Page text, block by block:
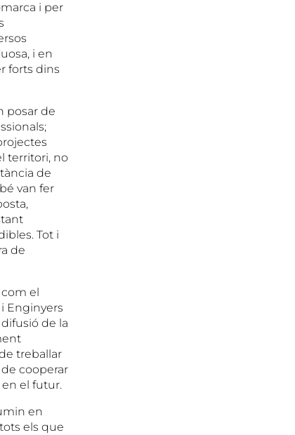
i per
i en
forts dins
posar de
territori, no
de
van fer
Tot i
de
com el
i Enginyers
de la
treballar
de cooperar
en el futur.
en
els que